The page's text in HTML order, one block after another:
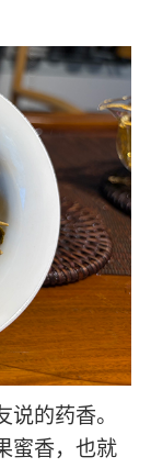
的药香。
蜜香，也就